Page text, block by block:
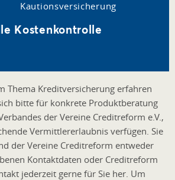
Kostenkontrolle
Thema Kreditversicherung erfahren
bitte für konkrete Produktberatung
der Vereine Creditreform e.V.,
Vermittlererlaubnis verfügen. Sie
der Vereine Creditreform entweder
Kontaktdaten oder Creditreform
jederzeit gerne für Sie her. Um